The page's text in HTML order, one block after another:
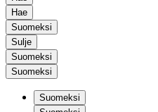
Hae
Suomeksi
Sulje
Suomeksi
Suomeksi
Suomeksi